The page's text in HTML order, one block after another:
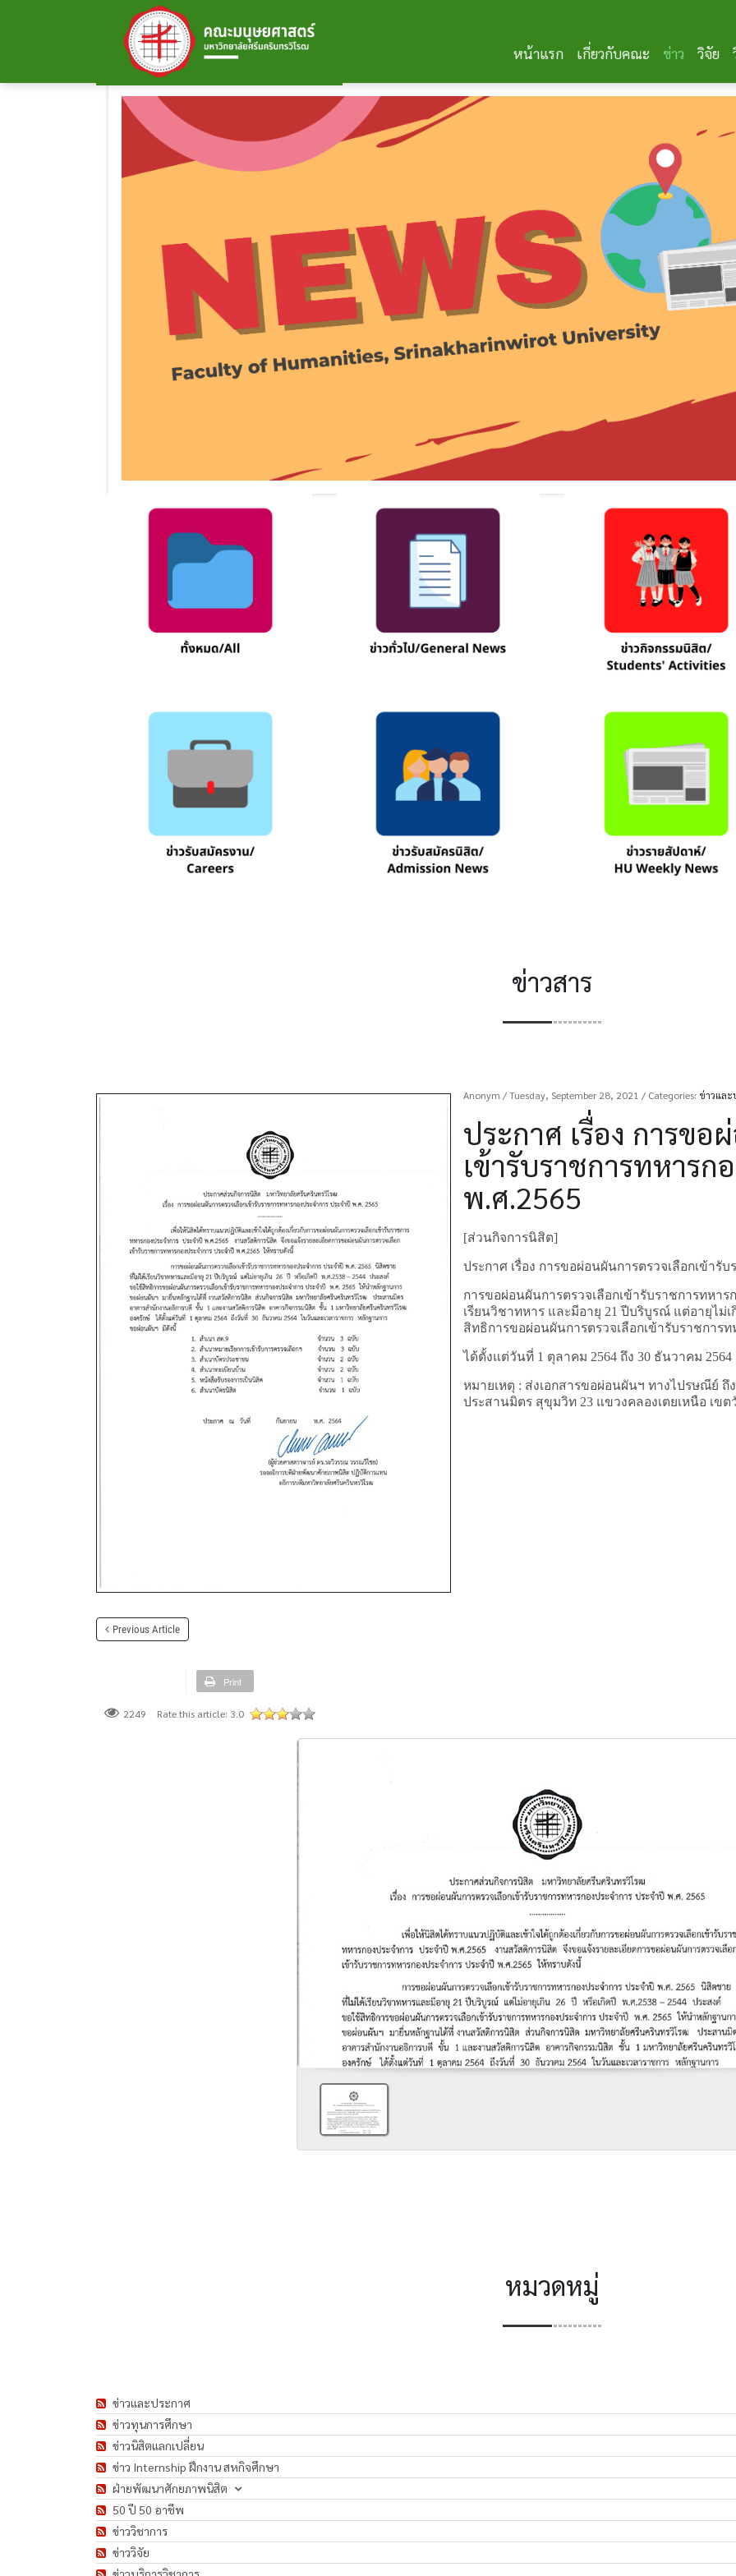
หน้าแรก เกี่ยวกับคณะ ข่าว วิจัย
ข่าวสาร
Anonym / Tuesday, September 28, 2021 / Categories: ข่าวและ
ประกาศ เรื่อง การขอ
เข้ารับราชการทหารก
พ.ศ.2565
[ส่วนกิจการนิสิต]
ประกาศ เรื่อง การขอผ่อนผันการตรวจเลือกเข้ารั
การขอผ่อนผันการตรวจเลือกเข้ารับราชการทหา
เรียนวิชาทหาร และมีอายุ 21 ปีบริบูรณ์ แต่อายุไม่เ
สิทธิการขอผ่อนผันการตรวจเลือกเข้ารับราชการท
ได้ตั้งแต่วันที่ 1 ตุลาคม 2564 ถึง 30 ธันวาคม 2564
หมายเหตุ : ส่งเอกสารขอผ่อนผันฯ ทางไปรษณีย์
ประสานมิตร สุขุมวิท 23 แขวงคลองเตยเหนือ เขต
Previous Article
Print
2249 Rate this article: 3.0
หมวดหมู่
ข่าวและประกาศ
ข่าวทุนการศึกษา
ข่าวนิสิตแลกเปลี่ยน
ข่าว Internship ฝึกงาน สหกิจศึกษา
ฝ่ายพัฒนาศักยภาพนิสิต
50 ปี 50 อาชีพ
ข่าววิชาการ
ข่าววิจัย